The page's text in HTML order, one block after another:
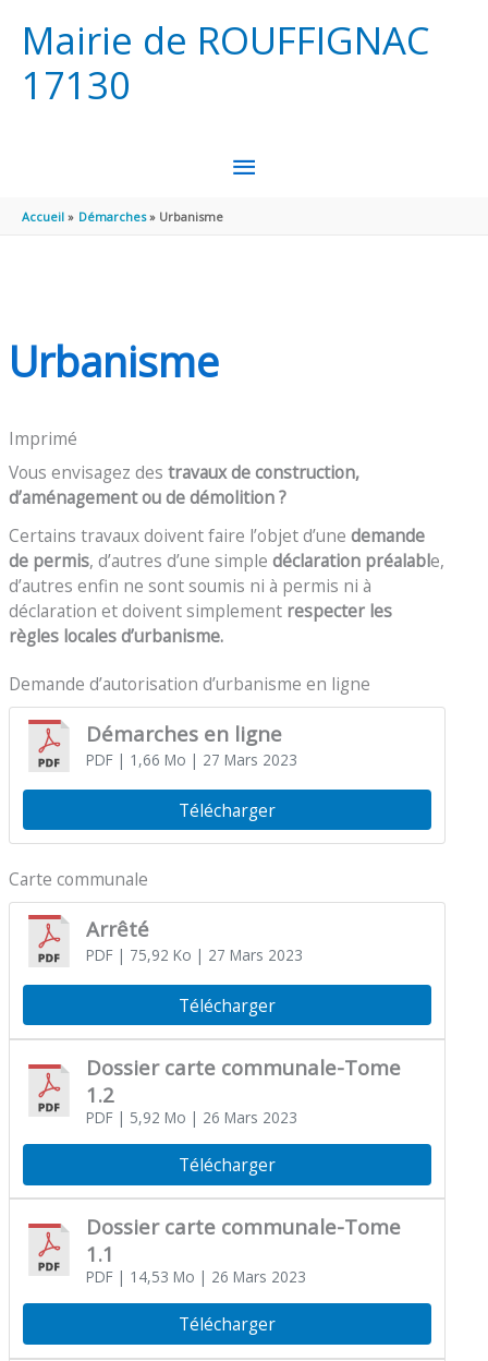
Mairie de ROUFFIGNAC
17130
MENU
Accueil Démarches Urbanisme
Urbanisme
Imprimé
Vous envisagez destravaux de construction,
d’aménagement ou de démolition ?
Certains travaux doivent faire l’objet d’unedemande
de permis, d’autres d’une simpledéclaration préalable,
d’autres enfin ne sont soumis ni à permis ni à
déclaration et doivent simplement respecter les
règles locales d’urbanisme.
Demande d’autorisation d’urbanisme en ligne
Démarches en ligne
PDF| 1,66 Mo | 27 Mars 2023
Télécharger
Carte communale
Arrêté
PDF| 75,92 Ko | 27 Mars 2023
Télécharger
Dossier carte communale-Tome
1.2
PDF| 5,92 Mo | 26 Mars 2023
Télécharger
Dossier carte communale-Tome
1.1
PDF| 14,53 Mo | 26 Mars 2023
Télécharger